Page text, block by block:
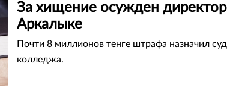
За хищение осужден
Аркалыке
Почти 8 миллионов тенге штрафа назначил
колледжа.